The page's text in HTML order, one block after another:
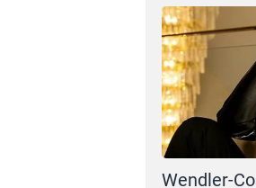
Wendler-